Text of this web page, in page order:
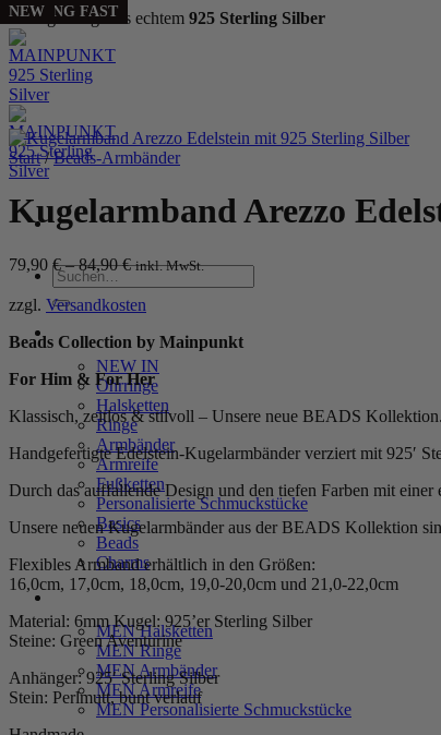
Handgefertigt aus echtem 925 Sterling Silber
Zum
Inhalt
springen
Suchen
nach:
WOMEN
NEW IN
Ohrringe
Halsketten
Ringe
Armbänder
Armreife
Fußketten
Personalisierte Schmuckstücke
Basics
Beads
Charms
MEN
MEN Halsketten
MEN Ringe
MEN Armbänder
MEN Armreife
MEN Personalisierte Schmuckstücke
Start / Beads-Armbänder
Kugelarmband Arezzo
79,90 €–84,90€ inkl. MwSt.
zzgl. Versandkosten
Beads Collection by Mainpunkt
For Him & For Her
Klassisch, zeitlos & stilvoll – Unsere neue BEADS Kollektion.
Handgefertigte Edelstein-Kugelarmbänder verziert mit 925′
Durch das auffallende Design und den tiefen Farben mit
Unsere neuen Kugelarmbänder aus der BEADS Kollektion
Flexibles Armband erhältlich in den Größen:
16,0cm, 17,0cm, 18,0cm, 19,0-20,0cm und 21,0-22,0cm
Material: 6mm Kugel: 925’er Sterling Silber
Steine: Green Aventurine
Anhänger: 925′ Sterling Silber
Stein: Perlmutt, bunt verlauf
SELLING FAST
NEW
NEW